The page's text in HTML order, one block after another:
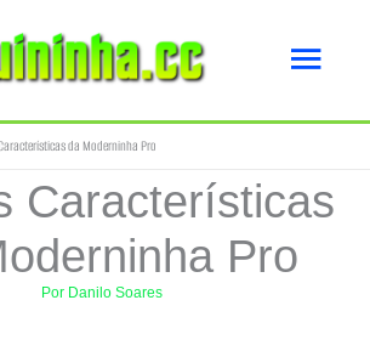
da Moderninha Pro
Características
Pro
Por Danilo Soares